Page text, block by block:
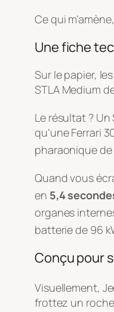
Ce qui
Une fiche
Sur le papier,
STLA Medium
Le résultat ?
qu’une Ferrari
pharaonique de
Quand vous
en 5,4
organes
batterie de 96
Conçu pour
Visuellement,
frottez un